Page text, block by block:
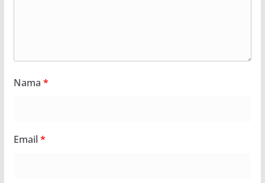
Nama *
Email*